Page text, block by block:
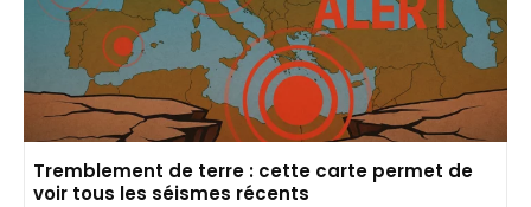
Tremblement de terre : cette carte permet de
voir tous les séismes récents